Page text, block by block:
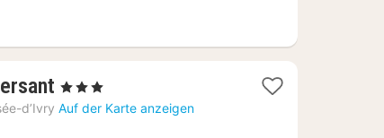
1
Nacht
, 3 Sterne
d’Ivry Auf der Karte anzeigen